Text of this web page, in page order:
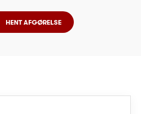
HENT AFGØRELSE